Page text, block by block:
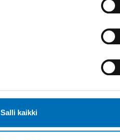
Salli kaikki